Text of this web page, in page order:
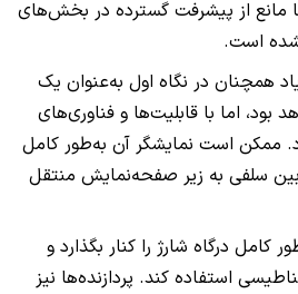
مانع از پیشرفت گسترده در بخش‌های
است.
زیاد همچنان در نگاه اول به‌عنوان یک
اما با قابلیت‌ها و فناوری‌های
ممکن است نمایشگر آن به‌طور کامل
سلفی به زیر صفحه‌نمایش منتقل
کامل درگاه شارژ را کنار بگذارد و
استفاده کند. پردازنده‌ها نیز